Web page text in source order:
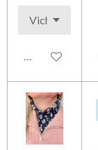
Voir les détails